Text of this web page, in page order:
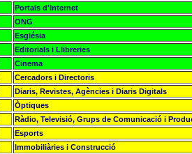
Portals d'Internet
ONG
Església
Editorials i Llibreries
Cinema
Cercadors i Directoris
Diaris, Revistes, Agències i Diaris Digitals
Òptiques
Ràdio, Televisió, Grups de Comunicació i
Esports
Immobiliàries i Construcció